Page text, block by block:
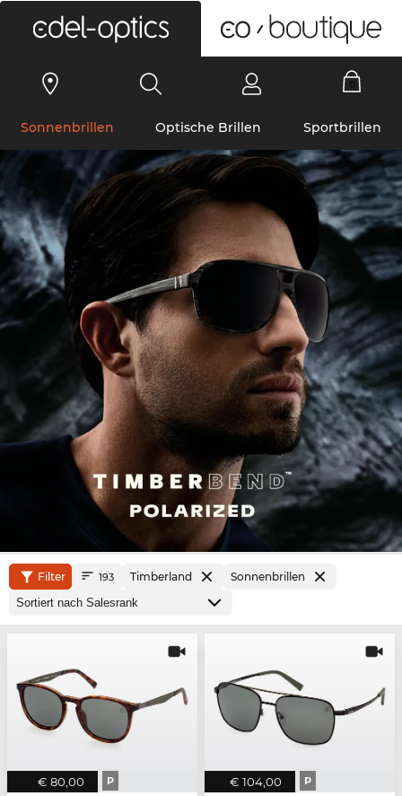
Sonnenbrillen Optische Brillen Sportbrillen
Filter 193 Timberland Sonnenbrillen
€ 80,00 P € 104,00 P